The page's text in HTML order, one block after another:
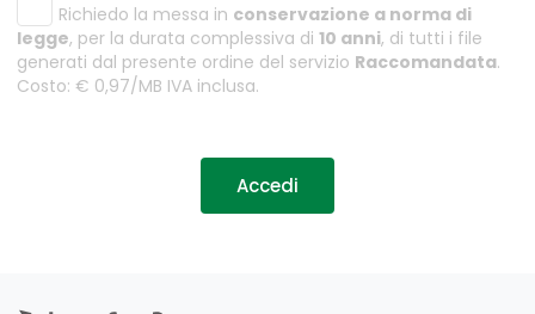
Richiedo la messa in conservazione a norma di
legge, per la durata complessiva di 10 anni, di tutti i file
generati dal presente ordine del servizio Raccomandata.
Costo: € 0,97/MB IVA inclusa.
Accedi